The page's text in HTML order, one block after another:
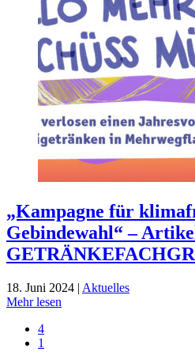
„Kampagne für
Gebindewahl“ –
18. Juni 2024 | Aktuelles
Mehr lesen
4
1